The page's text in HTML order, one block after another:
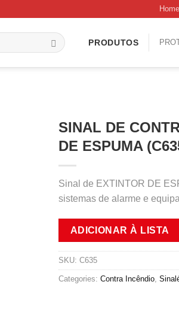
Home
PRODUTOS
SINAL DE
DE ESPUMA
Sinal de EXTINTOR DE
sistemas de alarme e
ADICIONAR À LISTA
SKU: C635
Categories: Contra Incêndio,